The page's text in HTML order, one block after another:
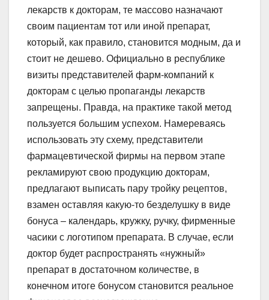
лекарств к докторам, те массово назначают
своим пациентам тот или иной препарат,
который, как правило, становится модным, да и
стоит не дешево. Официально в республике
визиты представителей фарм-компаний к
докторам с целью пропаганды лекарств
запрещены. Правда, на практике такой метод
пользуется большим успехом. Намереваясь
использовать эту схему, представители
фармацевтической фирмы на первом этапе
рекламируют свою продукцию докторам,
предлагают выписать пару тройку рецептов,
взамен оставляя какую-то безделушку в виде
бонуса – календарь, кружку, ручку, фирменные
часики с логотипом препарата. В случае, если
доктор будет распространять «нужный»
препарат в достаточном количестве, в
конечном итоге бонусом становится реальное